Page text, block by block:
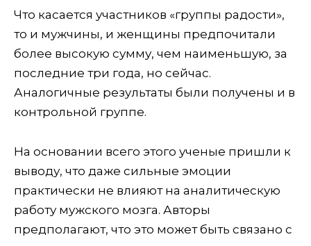
Что касается участников «группы радости»,
то и мужчины, и женщины предпочитали
более высокую сумму, чем наименьшую, за
последние три года, но сейчас.
Аналогичные результаты были получены и в
контрольной группе.
На основании всего этого ученые пришли к
выводу, что даже сильные эмоции
практически не влияют на аналитическую
работу мужского мозга. Авторы
предполагают, что это может быть связано с